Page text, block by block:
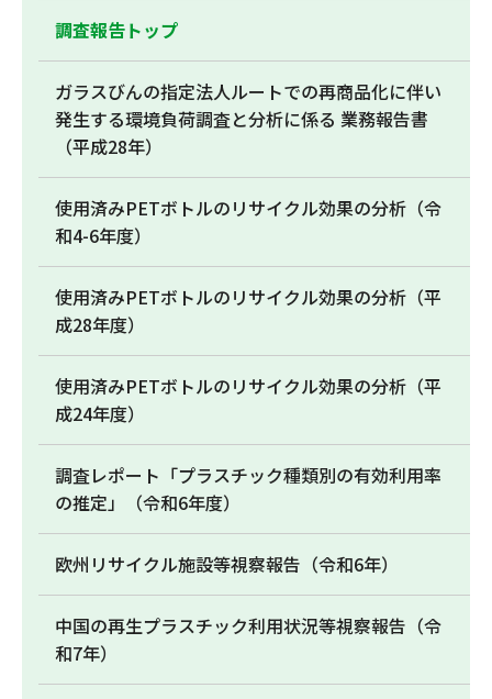
調査報告トップ
ガラスびんの指定法人ルートでの再商品化に伴い
発生する環境負荷調査と分析に係る 業務報告書
（平成28年）
使用済みPETボトルのリサイクル効果の分析（令
和4-6年度）
使用済みPETボトルのリサイクル効果の分析（平
成28年度）
使用済みPETボトルのリサイクル効果の分析（平
成24年度）
調査レポート「プラスチック種類別の有効利用率
の推定」（令和6年度）
欧州リサイクル施設等視察報告（令和6年）
中国の再生プラスチック利用状況等視察報告（令
和7年）